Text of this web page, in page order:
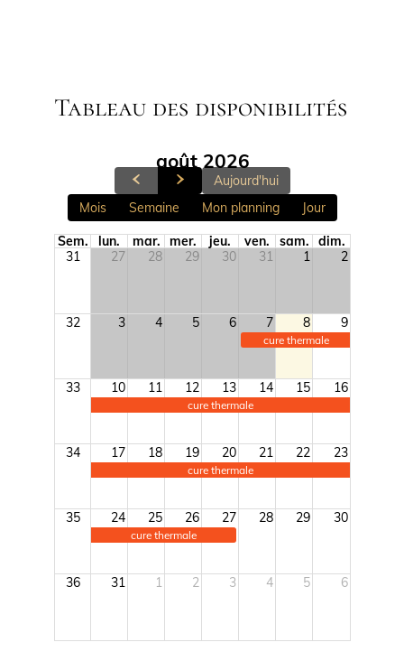
Tableau des disponibilités
Aujourd'hui
Mois
Semaine Mon planning Jour
août 2026
Sem. lun. mar. mer. jeu. ven. sam.
dim.
31
27 28 29 30 31 1 2
32 3 4 5 6 7 8 9
cure thermale
33 10 11 12 13 14 15 16
cure thermale
34 17 18 19 20 21 22 23
cure thermale
35 24 25 26 27 28 29 30
cure thermale
36 31 1 2 3 4 5 6